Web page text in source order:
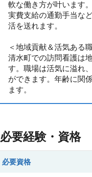
軟な働き方が叶います
実費支給の通勤手当な
活を送れます。
＜地域貢献＆活気ある
清水町での訪問看護は
す。職場は活気に溢れ
ができます。年齢に関
ます。
必要経験・資格
必要資格